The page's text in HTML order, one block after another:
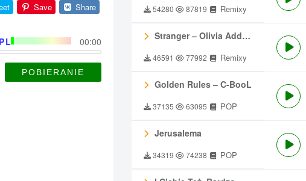
Save Share
00:00
54280 87819 Remixy
Stranger – Olivia Addams
46591 77992 Remixy
Golden Rules – C-BooL
37135 63095 POP
Jerusalema
34319 74238 POP